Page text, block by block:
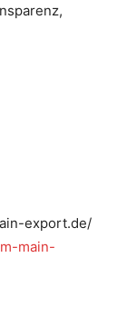
export.de/
main-